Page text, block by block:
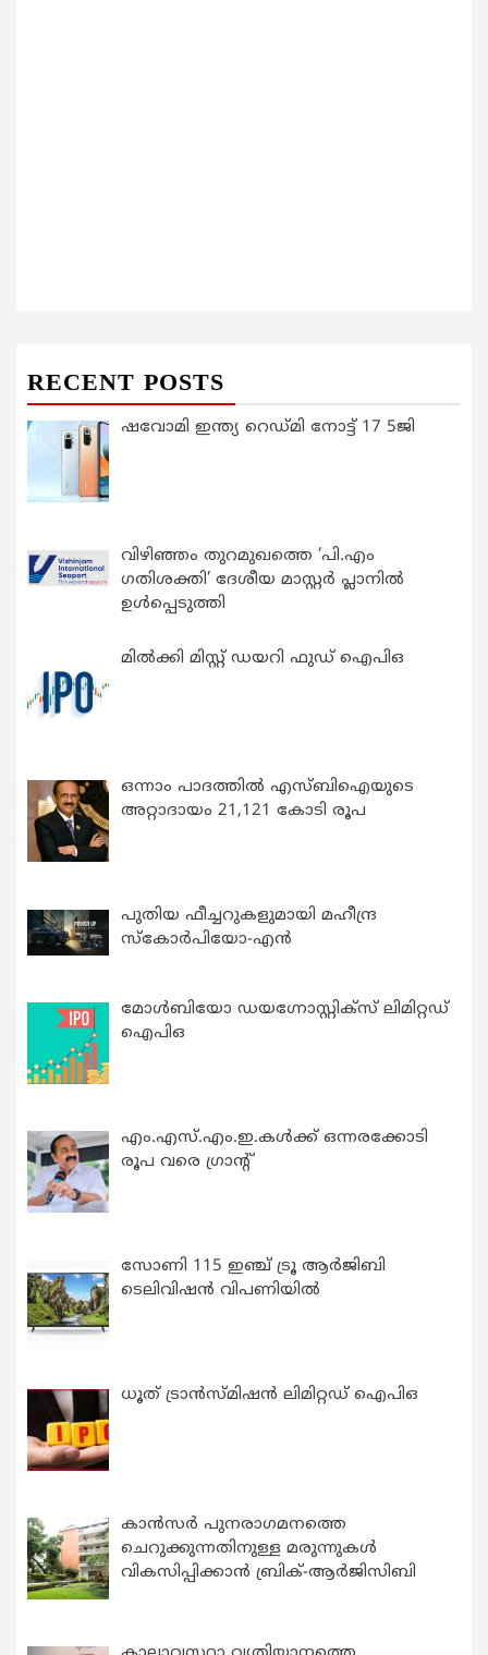
RECENT POSTS
ഷവോമി ഇന്ത്യ റെഡ്മി നോട്ട് 17 5ജി
വിഴിഞ്ഞം തുറമുഖത്തെ ‘പി.എം
ഗതിശക്തി’ ദേശീയ മാസ്റ്റർ പ്ലാനിൽ
ഉൾപ്പെടുത്തി
മിൽക്കി മിസ്റ്റ് ഡയറി ഫുഡ് ഐപിഒ
ഒന്നാം പാദത്തിൽ എസ്ബിഐയുടെ
അറ്റാദായം 21,121 കോടി രൂപ
പുതിയ ഫീച്ചറുകളുമായി മഹീന്ദ്ര
സ്കോർപിയോ-എൻ
മോൾബിയോ ഡയഗ്നോസ്റ്റിക്സ് ലിമിറ്റഡ്
ഐപിഒ
എം.എസ്.എം.ഇ.കൾക്ക് ഒന്നരക്കോടി
രൂപ വരെ ഗ്രാന്റ്
സോണി 115 ഇഞ്ച് ട്രൂ ആർജിബി
ടെലിവിഷൻ വിപണിയിൽ
ധൂത് ട്രാൻസ്മിഷൻ ലിമിറ്റഡ് ഐപിഒ
കാന്‍സര്‍ പുനരാഗമനത്തെ
ചെറുക്കുന്നതിനുള്ള മരുന്നുകള്‍
വികസിപ്പിക്കാന്‍ ബ്രിക്-ആര്‍ജിസിബി